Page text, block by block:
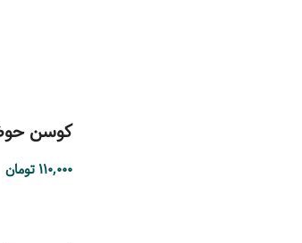
کوسن
۱۱۰,۰۰۰ تومان